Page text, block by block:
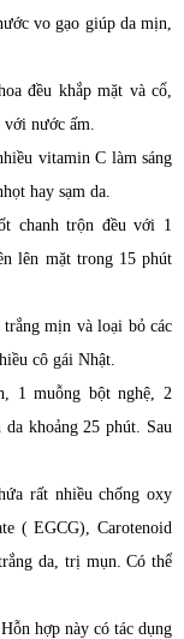
vo gạo giúp da mịn,
đều khắp mặt và cổ,
nước ấm.
vitamin C làm sáng
hay sạm da.
chanh trộn đều với 1
lên mặt trong 15 phút
trắng mịn và loại bỏ các
cô gái Nhật.
1 muỗng bột nghệ, 2
khoảng 25 phút. Sau
rất nhiều chống oxy
( EGCG), Carotenoid
da, trị mụn. Có thể
hợp này có tác dụng